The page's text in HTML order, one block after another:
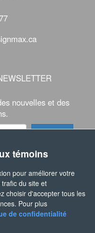
nouvelles et des
témoins
pour améliorer votre
du site et
choisir d'accepter tous les
Pour plus
de confidentialité